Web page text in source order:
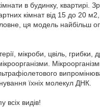
в будинку, квартирі.
кімнат від 15 до 20
ця модель найбільш
мікроби, цвіль, грибки,
їхніх молекул ДНК.
всіх видів!